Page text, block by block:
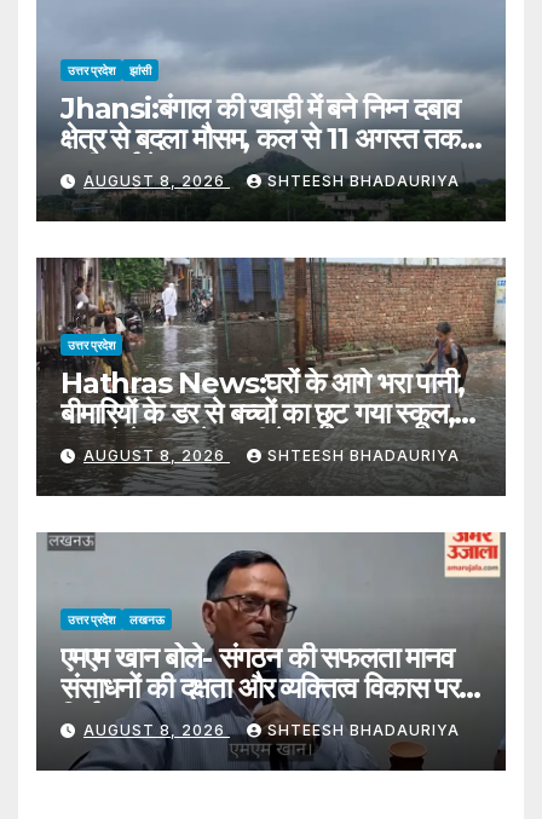
उत्तर प्रदेश झांसी
Jhansi:बंगाल की खाड़ी में बने निम्न दबाव
क्षेत्र से बदला मौसम, कल से 11 अगस्त तक
भारी वर्षा के आसार – Jhansi:
Weather Changes Due To A
Low-pressure Area Formed
Over The Bay Of Bengal
AUGUST 8, 2026 SHTEESH BHADAURIYA
उत्तर प्रदेश
Hathras News:घरों के आगे भरा पानी,
बीमारियों के डर से बच्चों का छूट गया स्कूल,
मकानो में घुस रहे जहरीले कीड़े – Water
Filled In The Street Of Village
Baghana
AUGUST 8, 2026 SHTEESH BHADAURIYA
उत्तर प्रदेश लखनऊ
एमएम खान बोले- संगठन की सफलता मानव
संसाधनों की दक्षता और व्यक्तित्व विकास पर
निर्भरAUGUST 8, 2026 SHTEESH BHADAURIYA